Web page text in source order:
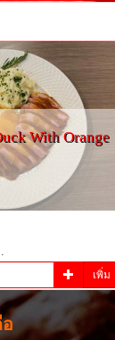
With Orange
เพิ่ม